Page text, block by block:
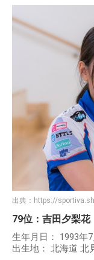
出典： https://
79位：吉田夕梨花
生年月日： 1993年7
出生地： 北海道 北